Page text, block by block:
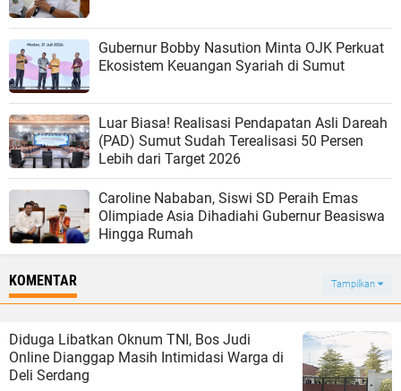
Gubernur Bobby Nasution Minta OJK Perkuat
Ekosistem Keuangan Syariah di Sumut
‎Luar Biasa! Realisasi Pendapatan Asli Dareah
(PAD) Sumut Sudah Terealisasi 50 Persen
Caroline Nababan, Siswi SD Peraih Emas
Olimpiade Asia Dihadiahi Gubernur Beasiswa
Hingga Rumah
KOMENTAR Tampilkan
Diduga Libatkan Oknum TNI, Bos Judi
Online Dianggap Masih Intimidasi Warga di
Deli Serdang